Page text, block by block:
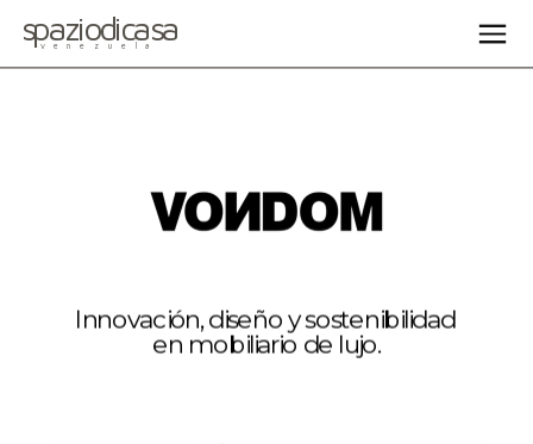
Innovación, diseño y sostenibilidad
en mobiliario de lujo.
spaziodicasa
venezuela